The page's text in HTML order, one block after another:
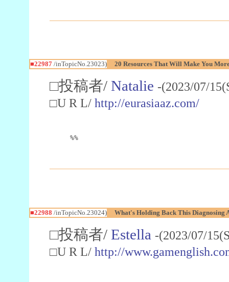
■22987/inTopicNo.23023) 20 Resources That Will Make You
□投稿者/ Natalie -(2023/07/
□U R L/ http://eurasiaaz.com/
%%
■22988 /inTopicNo.23024) What's Holding Back This Diagnosing
□投稿者/ Estella -(2023/07/
□U R L/ http://